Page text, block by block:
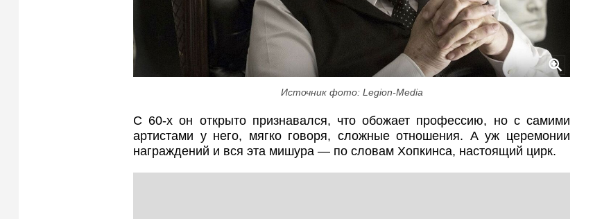
Источник фото: Legion-Media
С 60-х он открыто признавался, что обожает профессию, но с самими
артистами у него, мягко говоря, сложные отношения. А уж церемонии
награждений и вся эта мишура — по словам Хопкинса, настоящий цирк.